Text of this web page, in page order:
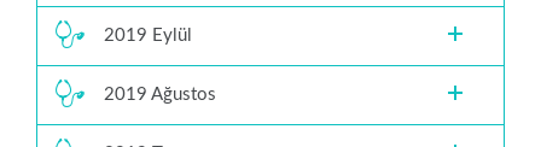
2019 Eylül
2019 Ağustos